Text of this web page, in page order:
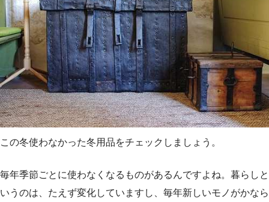
この冬使わなかった冬用品をチェックしましょう。
毎年季節ごとに使わなくなるものがあるんですよね。暮らしと
いうのは、たえず変化していますし、毎年新しいモノがかなら